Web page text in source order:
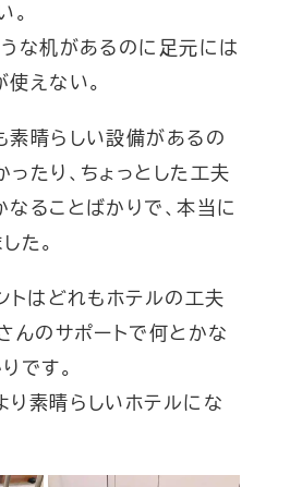
。
うな机があるのに足元には
えない。
素晴らしい設備があるの
たり、ちょっとした工夫
ることばかりで、本当に
た。
トはどれもホテルの工夫
んのサポートで何とかな
です。
り素晴らしいホテルにな